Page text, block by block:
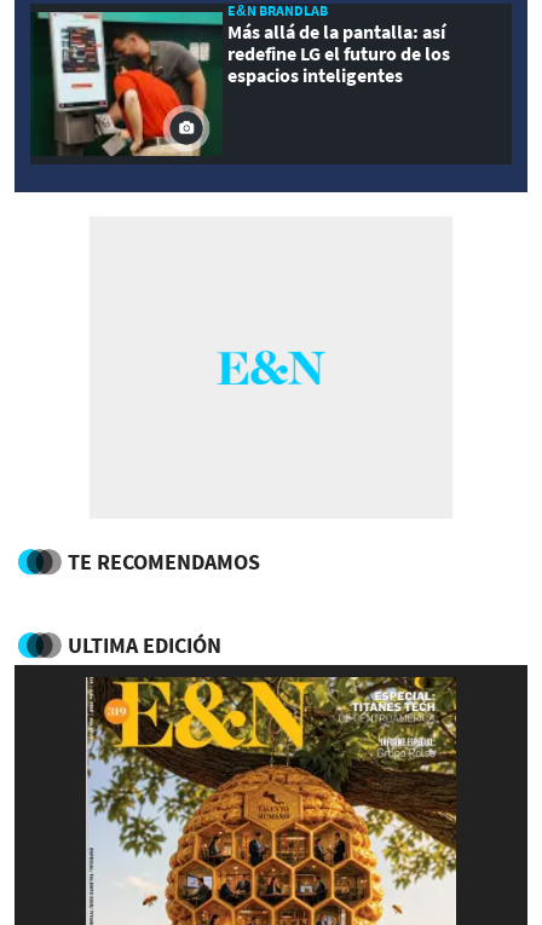
E&N BRANDLAB
Más allá de la pantalla: así
redefine LG el futuro de los
espacios inteligentes
TE RECOMENDAMOS
ULTIMA EDICIÓN